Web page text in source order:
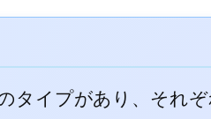
イプがあり、それぞ